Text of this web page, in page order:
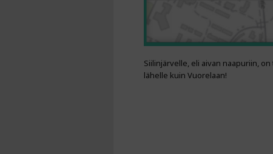
Siilinjärvelle, eli aivan naapuriin,
lähelle kuin Vuorelaan!